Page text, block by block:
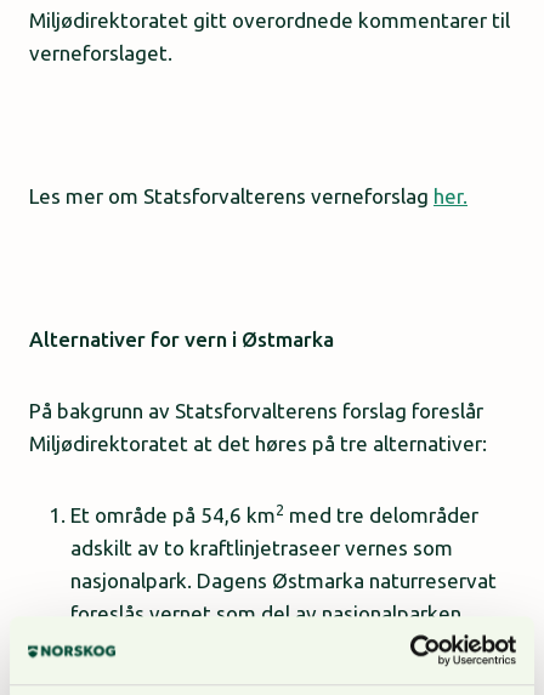
Miljødirektoratet gitt overordnede kommentarer til
verneforslaget.
Les mer om Statsforvalterens verneforslag her.
Alternativer for vern i Østmarka
På bakgrunn av Statsforvalterens forslag foreslår
Miljødirektoratet at det høres på tre alternativer:
Et område på 54,6 km2 med tre delområder
adskilt av to kraftlinjetraseer vernes som
nasjonalpark. Dagens Østmarka naturreservat
foreslås vernet som del av nasjonalparken.
Et sammenhengende område på
34,2 km vernes som nasjonalpark, kombinert